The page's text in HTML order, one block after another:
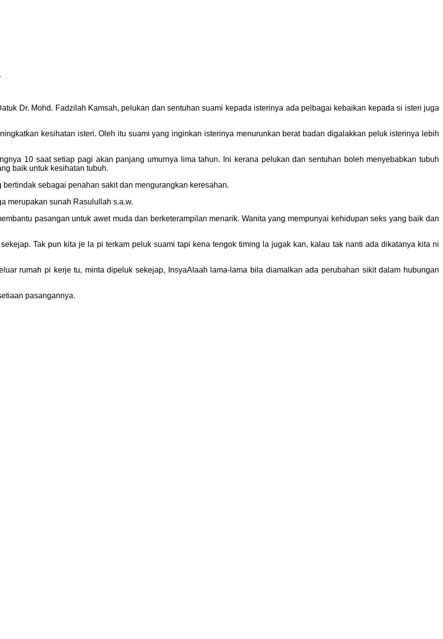
Dr. Mohd. Fadzilah Kamsah, pelukan dan sentuhan suami kepada isterinya ada pelbagai kebaikan kepada si isteri juga
kesihatan isteri. Oleh itu suami yang inginkan isterinya menurunkan berat badan digalakkan peluk isterinya lebih
10 saat setiap pagi akan panjang umurnya lima tahun. Ini kerana pelukan dan sentuhan boleh menyebabkan tubuh
baik untuk kesihatan tubuh.
sebagai penahan sakit dan mengurangkan keresahan.
merupakan sunah Rasulullah s.a.w.
pasangan untuk awet muda dan berketerampilan menarik. Wanita yang mempunyai kehidupan seks yang baik dan
Tak pun kita je la pi terkam peluk suami tapi kena tengok timing la jugak kan, kalau tak nanti ada dikatanya kita ni
rumah pi kerje tu, minta dipeluk sekejap, InsyaAlaah lama-lama bila diamalkan ada perubahan sikit dalam hubungan
pasangannya.